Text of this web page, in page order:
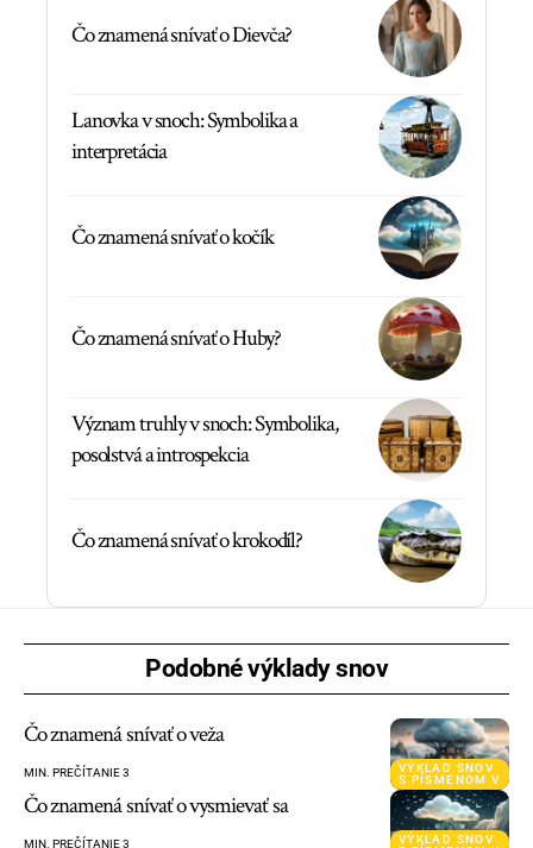
Čo znamená snívať o Dievča?
Lanovka v snoch: Symbolika a
interpretácia
Čo znamená snívať o kočík
Čo znamená snívať o Huby?
Význam truhly v snoch: Symbolika,
posolstvá a introspekcia
Čo znamená snívať o krokodíl?
Podobné výklady snov
VÝKLAD SNOV
S PÍSMENOM V
Čo znamená snívať o veža
MIN. PREČÍTANIE 3
VÝKLAD SNOV
Čo znamená snívať o vysmievať sa
MIN. PREČÍTANIE 3